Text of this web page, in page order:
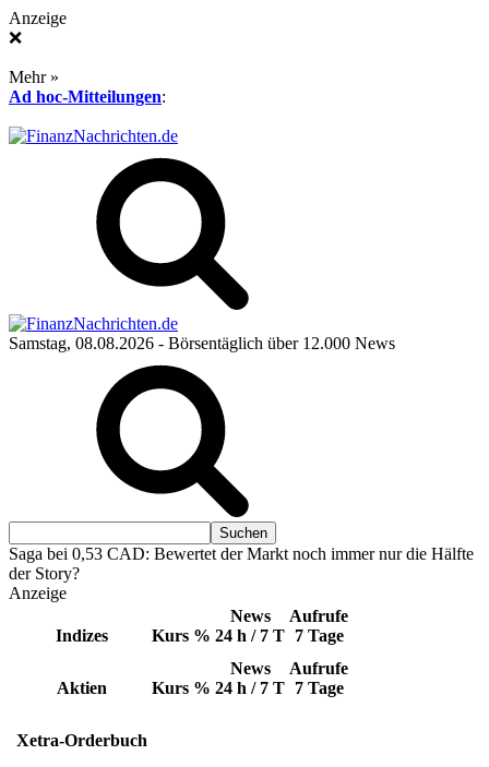
Anzeige
❌
Mehr »
Ad hoc-Mitteilungen:
Samstag, 08.08.2026 - Börsentäglich über 12.000 News
Saga bei 0,53 CAD: Bewertet der Markt noch immer nur die Hälfte
der Story?
Anzeige
Indizes Kurs %
News
24 h / 7 T
Aufrufe
7 Tage
Aktien Kurs %
News
24 h / 7 T
Aufrufe
7 Tage
Xetra-Orderbuch